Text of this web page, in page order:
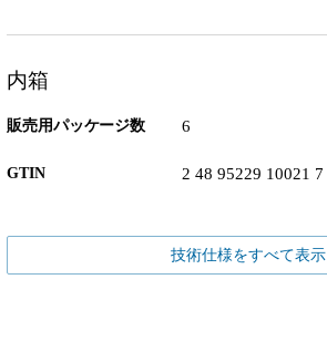
内箱
販売用パッケージ数 6
GTIN 2 48 95229 10021 7
技術仕様をすべて表示